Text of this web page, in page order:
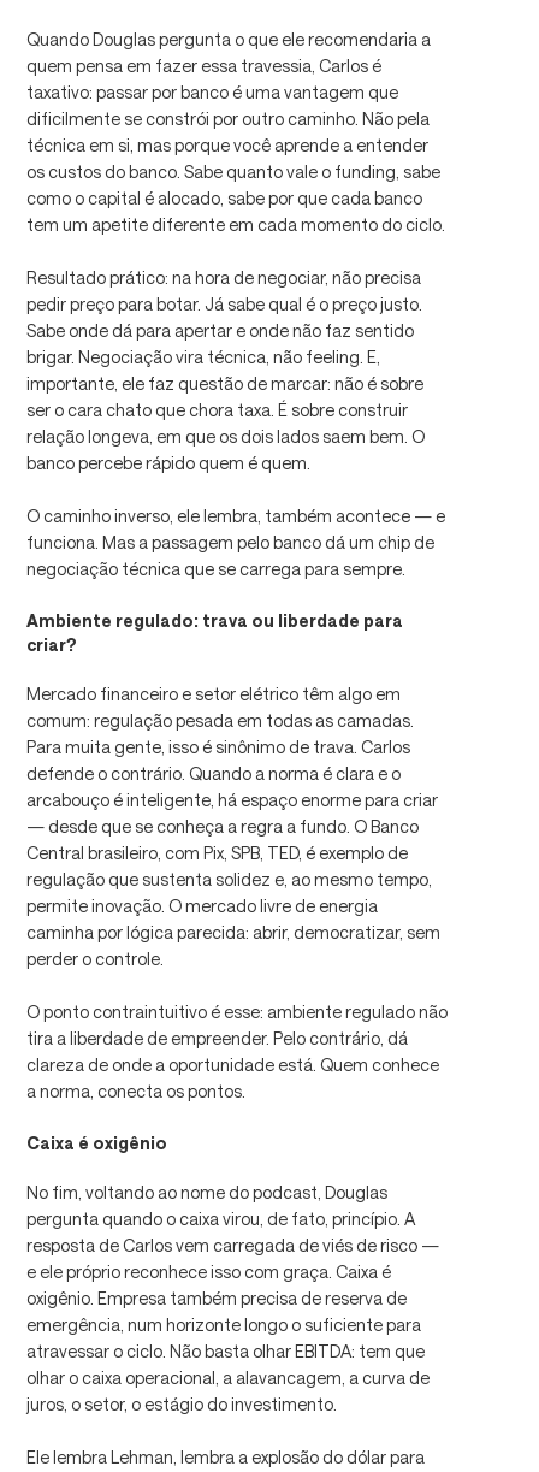
Quando Douglas pergunta o que ele recomendaria a
quem pensa em fazer essa travessia, Carlos é
taxativo: passar por banco é uma vantagem que
dificilmente se constrói por outro caminho. Não pela
técnica em si, mas porque você aprende a entender
os custos do banco. Sabe quanto vale o funding, sabe
como o capital é alocado, sabe por que cada banco
tem um apetite diferente em cada momento do ciclo.
Resultado prático: na hora de negociar, não precisa
pedir preço para botar. Já sabe qual é o preço justo.
Sabe onde dá para apertar e onde não faz sentido
brigar. Negociação vira técnica, não feeling. E,
importante, ele faz questão de marcar: não é sobre
ser o cara chato que chora taxa. É sobre construir
relação longeva, em que os dois lados saem bem. O
banco percebe rápido quem é quem.
O caminho inverso, ele lembra, também acontece — e
funciona. Mas a passagem pelo banco dá um chip de
negociação técnica que se carrega para sempre.
Ambiente regulado: trava ou liberdade para
criar?
Mercado financeiro e setor elétrico têm algo em
comum: regulação pesada em todas as camadas.
Para muita gente, isso é sinônimo de trava. Carlos
defende o contrário. Quando a norma é clara e o
arcabouço é inteligente, há espaço enorme para criar
— desde que se conheça a regra a fundo. O Banco
Central brasileiro, com Pix, SPB, TED, é exemplo de
regulação que sustenta solidez e, ao mesmo tempo,
permite inovação. O mercado livre de energia
caminha por lógica parecida: abrir, democratizar, sem
perder o controle.
O ponto contraintuitivo é esse: ambiente regulado não
tira a liberdade de empreender. Pelo contrário, dá
clareza de onde a oportunidade está. Quem conhece
a norma, conecta os pontos.
Caixa é oxigênio
No fim, voltando ao nome do podcast, Douglas
pergunta quando o caixa virou, de fato, princípio. A
resposta de Carlos vem carregada de viés de risco —
e ele próprio reconhece isso com graça. Caixa é
oxigênio. Empresa também precisa de reserva de
emergência, num horizonte longo o suficiente para
atravessar o ciclo. Não basta olhar EBITDA: tem que
olhar o caixa operacional, a alavancagem, a curva de
juros, o setor, o estágio do investimento.
Ele lembra Lehman, lembra a explosão do dólar para